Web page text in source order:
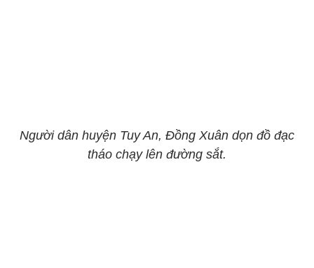
Người dân huyện Tuy An, Đồng Xuân dọn đồ đạc
tháo chạy lên đường sắt.